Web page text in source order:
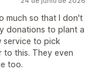
much so that I don't
donations to plant a
service to pick
to this. They even
too.